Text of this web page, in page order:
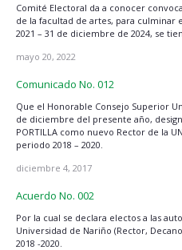
Comité Electoral da a conocer
de la facultad de artes, para culminar
2021 – 31 de diciembre de 2024, se
mayo 20, 2022
Comunicado No. 012
Que el Honorable Consejo Superior
de diciembre del presente año,
PORTILLA como nuevo Rector de la
periodo 2018 – 2020.
diciembre 4, 2017
Acuerdo No. 002
Por la cual se declara electos a las
Universidad de Nariño (Rector,
2018 -2020.